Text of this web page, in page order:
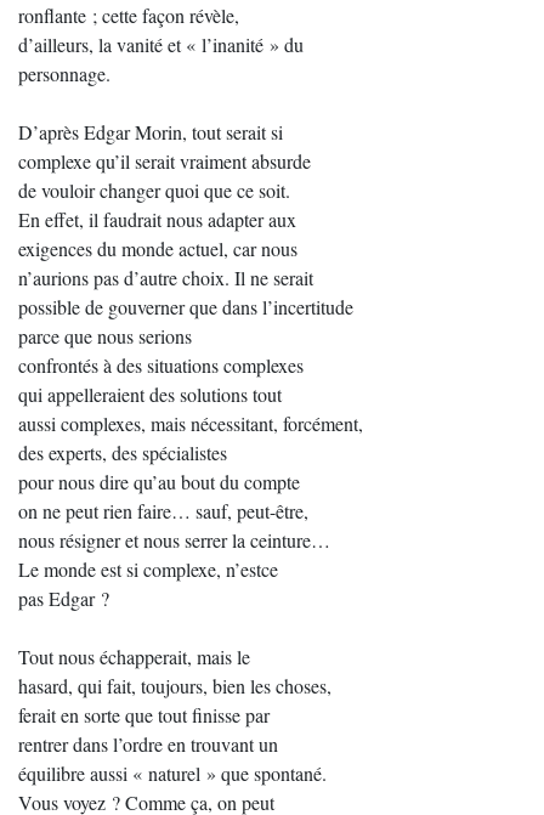
ronflante ; cette façon révèle,
d’ailleurs, la vanité et « l’inanité » du
personnage.
D’après Edgar Morin, tout serait si
complexe qu’il serait vraiment absurde
de vouloir changer quoi que ce soit.
En effet, il faudrait nous adapter aux
exigences du monde actuel, car nous
n’aurions pas d’autre choix. Il ne serait
possible de gouverner que dans l’incertitude
parce que nous serions
confrontés à des situations complexes
qui appelleraient des solutions tout
aussi complexes, mais nécessitant, forcément,
des experts, des spécialistes
pour nous dire qu’au bout du compte
on ne peut rien faire… sauf, peut-être,
nous résigner et nous serrer la ceinture…
Le monde est si complexe, n’estce
pas Edgar ?
Tout nous échapperait, mais le
hasard, qui fait, toujours, bien les choses,
ferait en sorte que tout finisse par
rentrer dans l’ordre en trouvant un
équilibre aussi « naturel » que spontané.
Vous voyez ? Comme ça, on peut